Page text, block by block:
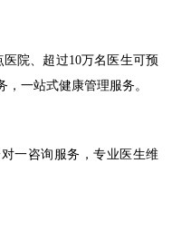
院、超过10万名医生可预
一站式健康管理服务。
一咨询服务，专业医生维